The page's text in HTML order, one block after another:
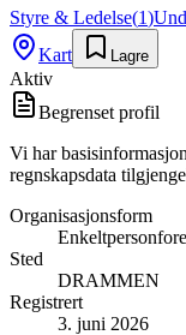
Styre & Ledelse(1)
Kart
Lagre
Aktiv
Begrenset profil
Vi har
regnskapsdata
Organisasjonsform
Sted
DRAMMEN
Registrert
3. juni 2026